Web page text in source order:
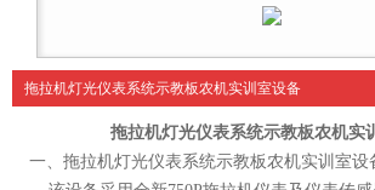
拖拉机灯光仪表系统示教板农机实训室设备
拖拉机灯光仪表系统示教板农机实
一、拖拉机灯光仪表系统示教板农机实训室设